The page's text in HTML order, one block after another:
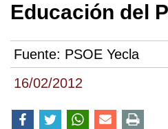
16/02/2012
Educación del
Fuente: PSOE Yecla